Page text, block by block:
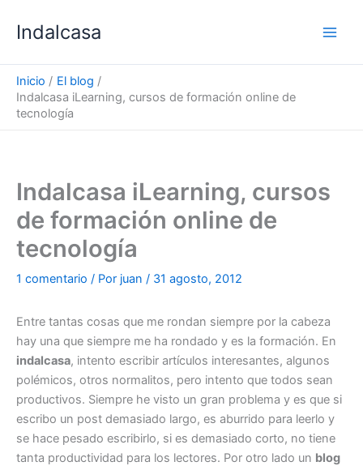
Indalcasa
Inicio
El blog
Indalcasa iLearning, cursos de formación online de
tecnología
Indalcasa iLearning, cursos
de formación online de
tecnología
1 comentario / Por juan / 31 agosto, 2012
Entre tantas cosas que me rondan siempre por la cabeza
hay una que siempre me ha rondado y es la formación. En
indalcasa, intento escribir artículos interesantes, algunos
polémicos, otros normalitos, pero intento que todos sean
productivos. Siempre he visto un gran problema y es que si
escribo un post demasiado largo, es aburrido para leerlo y
se hace pesado escribirlo, si es demasiado corto, no tiene
tanta productividad para los lectores. Por otro lado un blog